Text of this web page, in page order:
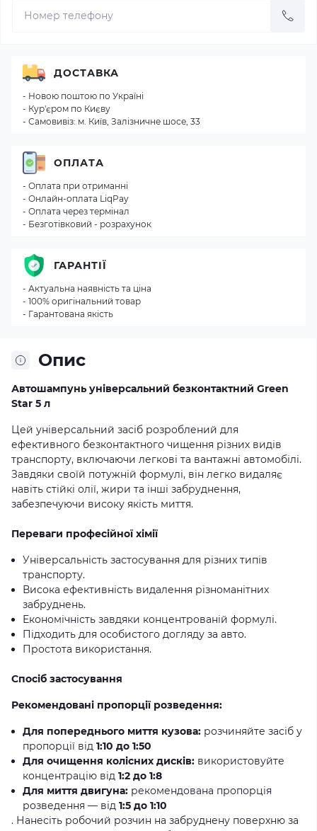
Опис
Автошампунь універсальний безконтактний Green
Star 5 л
Цей універсальний засіб розроблений для
ефективного безконтактного чищення різних видів
транспорту, включаючи легкові та вантажні автомобілі.
Завдяки своїй потужній формулі, він легко видаляє
навіть стійкі олії, жири та інші забруднення,
забезпечуючи високу якість миття.
Переваги професійної хімії
Універсальність застосування для різних типів
транспорту.
Висока ефективність видалення різноманітних
забруднень.
Економічність завдяки концентрованій формулі.
Підходить для особистого догляду за авто.
Простота використання.
Спосіб застосування
Рекомендовані пропорції розведення:
Для попереднього миття кузова: розчиняйте засіб у
пропорції від 1:10 до 1:50
Для очищення колісних дисків: використовуйте
концентрацію від 1:2 до 1:8
Для миття двигуна: рекомендована пропорція
розведення — від 1:5 до 1:10
. Нанесіть робочий розчин на забруднену поверхню за
ДОСТАВКА
- Новою поштою по Україні
- Кур'єром по Києву
- Самовивіз: м. Київ, Залізничне шосе, 33
ОПЛАТА
- Оплата при отриманні
- Онлайн-оплата LiqPay
- Оплата через термінал
- Безготівковий - розрахунок
ГАРАНТІЇ
- Актуальна наявність та ціна
- 100% оригінальний товар
- Гарантована якість